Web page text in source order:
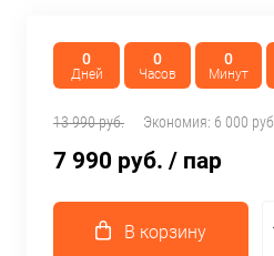
0
Дней
0
Часов
0
Минут
13 990 руб. Экономия: 6 000 руб.
7 990 руб. / пар
В корзину